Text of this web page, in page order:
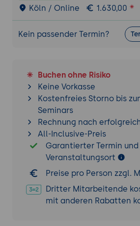
Optimierung der
Einsatz von
(LVS) und
Best Practices für das
Bestandsmanagement in
Branchen
Transport- und
Routenplanung und
Transportnetzwerks
Einsatz von Telematik und
Trace-Technologien zur
Transporten
Green Logistics:
Köln / Online 1.630,00
Kein passender Termin?
Buchen ohne Risiko
Keine Vorkasse
Kostenfreies Storno bis
Seminars
Rechnung nach
All-Inclusive-Preis
Garantierter Termin und
Veranstaltungsort
Preise pro Person zzgl.
Dritter Mitarbeitende
mit anderen Rabatten